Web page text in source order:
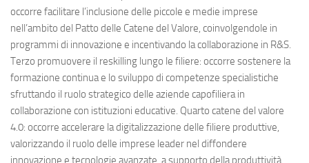
occorre facilitare l’inclusione delle piccole e medie imprese
nell’ambito del Patto delle Catene del Valore, coinvolgendole in
programmi di innovazione e incentivando la collaborazione in R&S.
Terzo promuovere il reskilling lungo le filiere: occorre sostenere la
formazione continua e lo sviluppo di competenze specialistiche
sfruttando il ruolo strategico delle aziende capofiliera in
collaborazione con istituzioni educative. Quarto catene del valore
4.0: occorre accelerare la digitalizzazione delle filiere produttive,
valorizzando il ruolo delle imprese leader nel diffondere
innovazione e tecnologie avanzate, a supporto della produttività,